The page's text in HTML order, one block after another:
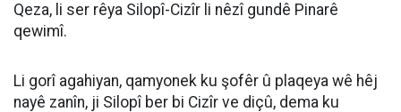
Qeza, li ser rêya Silopî-Cizîr li nêzî gundê Pinarê
qewimî.
Li gorî agahiyan, qamyonek ku şofêr û plaqeya wê hêj
nayê zanîn, ji Silopî ber bi Cizîr ve diçû, dema ku